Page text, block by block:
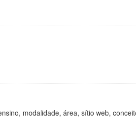
modalidade, área, sítio web,